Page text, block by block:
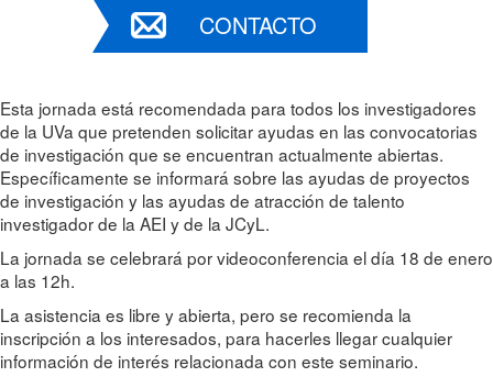
CONTACTO
Esta jornada está recomendada para todos los investigadores
de la UVa que pretenden solicitar ayudas en las convocatorias
de investigación que se encuentran actualmente abiertas.
Específicamente se informará sobre las ayudas de proyectos
de investigación y las ayudas de atracción de talento
investigador de la AEI y de la JCyL.
La jornada se celebrará por videoconferencia el día 18 de enero
a las 12h.
La asistencia es libre y abierta, pero se recomienda la
inscripción a los interesados, para hacerles llegar cualquier
información de interés relacionada con este seminario.